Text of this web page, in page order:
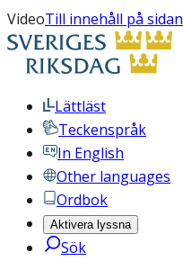
VideoTill innehåll på sidan
Lättläst
Teckenspråk
In English
Other languages
Ordbok
Aktivera lyssna
Sök